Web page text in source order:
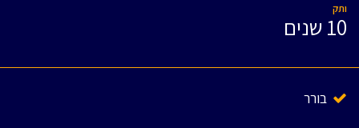
ותק
10 שנים
בורר